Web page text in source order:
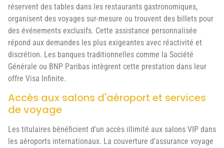
réservent des tables dans les restaurants gastronomiques,
organisent des voyages sur-mesure ou trouvent des billets pour
des événements exclusifs. Cette assistance personnalisée
répond aux demandes les plus exigeantes avec réactivité et
discrétion. Les banques traditionnelles comme la Société
Générale ou BNP Paribas intègrent cette prestation dans leur
offre Visa Infinite.
Accès aux salons d'aéroport et services
de voyage
Les titulaires bénéficient d'un accès illimité aux salons VIP dans
les aéroports internationaux. La couverture d'assurance voyage